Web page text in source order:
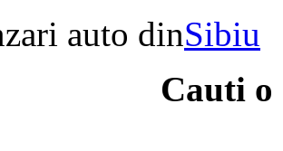
auto dinSibiu
Cauti o